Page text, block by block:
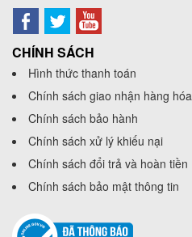
CHÍNH SÁCH
Hình thức thanh toán
Chính sách giao nhận hàng hóa
Chính sách bảo hành
Chính sách xử lý khiếu nại
Chính sách đổi trả và hoàn tiền
Chính sách bảo mật thông tin